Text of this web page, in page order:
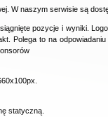
W naszym serwisie są
pozycje i wyniki.
Polega to na
statyczną.